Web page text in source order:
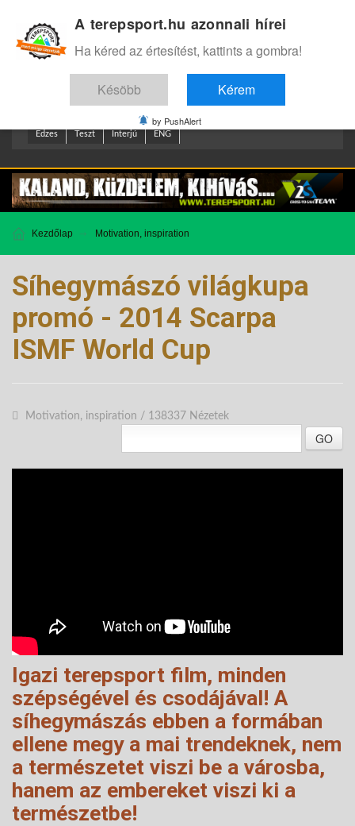
Edzes Teszt Interjú ENG
Kezdőlap Motivation, inspiration
Síhegymászó világkupa
promó - 2014 Scarpa
ISMF World Cup
Motivation, inspiration / 138337 Nézetek
GO
Igazi terepsport film, minden
szépségével és csodájával! A
síhegymászás ebben a formában
ellene megy a mai trendeknek, nem
a természetet viszi be a városba,
hanem az embereket viszi ki a
természetbe!
A terepsport.hu azonnali hírei
Ha kéred az értesítést, kattints a gombra!
Késöbb Kérem
by PushAlert